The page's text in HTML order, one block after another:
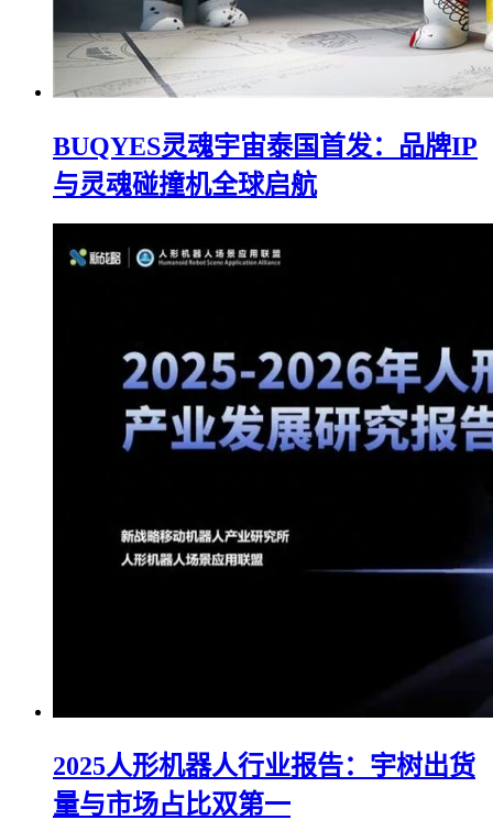
BUQYES灵魂宇宙泰国首发：品牌IP
与灵魂碰撞机全球启航
2025人形机器人行业报告：宇树出货
量与市场占比双第一